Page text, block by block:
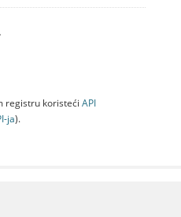
registru koristeći API
jа).